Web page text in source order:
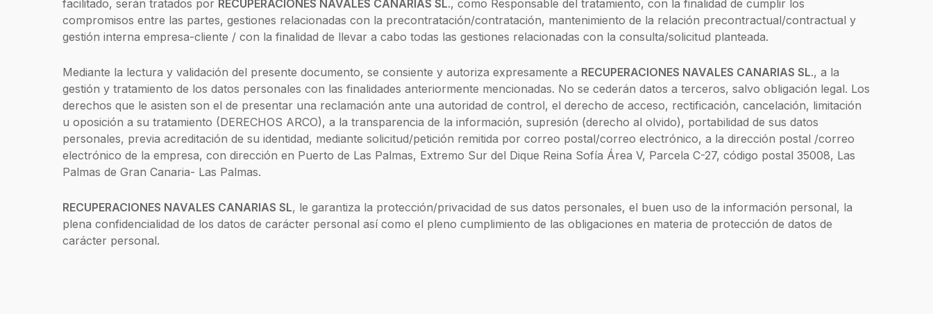
facilitado, serán tratados por RECUPERACIONES NAVALES CANARIAS SL., como Responsable del tratamiento, con la finalidad de cumplir los
compromisos entre las partes, gestiones relacionadas con la precontratación/contratación, mantenimiento de la relación precontractual/contractual y
gestión interna empresa-cliente / con la finalidad de llevar a cabo todas las gestiones relacionadas con la consulta/solicitud planteada.
Mediante la lectura y validación del presente documento, se consiente y autoriza expresamente a RECUPERACIONES NAVALES CANARIAS SL., a la
gestión y tratamiento de los datos personales con las finalidades anteriormente mencionadas. No se cederán datos a terceros, salvo obligación legal. Los
derechos que le asisten son el de presentar una reclamación ante una autoridad de control, el derecho de acceso, rectificación, cancelación, limitación
u oposición a su tratamiento (DERECHOS ARCO), a la transparencia de la información, supresión (derecho al olvido), portabilidad de sus datos
personales, previa acreditación de su identidad, mediante solicitud/petición remitida por correo postal/correo electrónico, a la dirección postal /correo
electrónico de la empresa, con dirección en Puerto de Las Palmas, Extremo Sur del Dique Reina Sofía Área V, Parcela C-27, código postal 35008, Las
Palmas de Gran Canaria- Las Palmas.
RECUPERACIONES NAVALES CANARIAS SL, le garantiza la protección/privacidad de sus datos personales, el buen uso de la información personal, la
plena confidencialidad de los datos de carácter personal así como el pleno cumplimiento de las obligaciones en materia de protección de datos de
carácter personal.